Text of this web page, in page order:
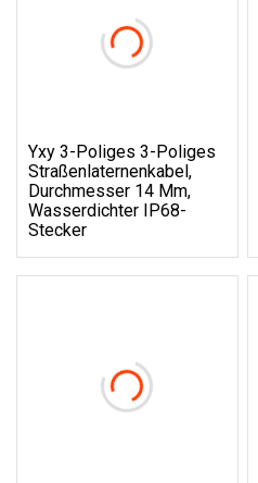
Yxy 3-Poliges 3-Poliges
Straßenlaternenkabel,
Durchmesser 14 Mm,
Wasserdichter IP68-
Stecker